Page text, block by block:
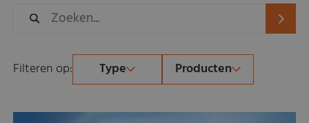
Filteren op: Type Producten